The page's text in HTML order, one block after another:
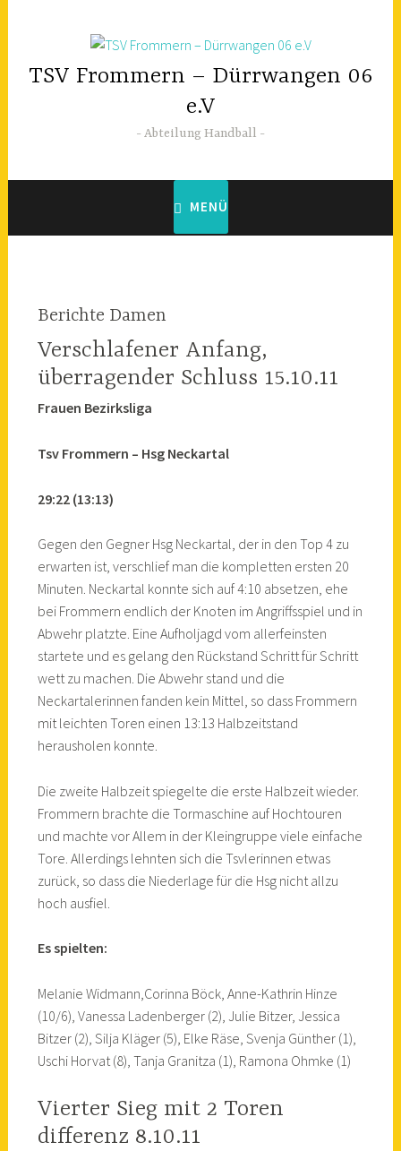
TSV Frommern – Dürrwangen 06
e.V
Abteilung Handball
MENÜ
Berichte Damen
Verschlafener Anfang,
überragender Schluss 15.10.11
Frauen Bezirksliga
Tsv Frommern – Hsg Neckartal
29:22 (13:13)
Gegen den Gegner Hsg Neckartal, der in den Top 4 zu
erwarten ist, verschlief man die kompletten ersten 20
Minuten. Neckartal konnte sich auf 4:10 absetzen, ehe
bei Frommern endlich der Knoten im Angriffsspiel und in
Abwehr platzte. Eine Aufholjagd vom allerfeinsten
startete und es gelang den Rückstand Schritt für Schritt
wett zu machen. Die Abwehr stand und die
Neckartalerinnen fanden kein Mittel, so dass Frommern
mit leichten Toren einen 13:13 Halbzeitstand
herausholen konnte.
Die zweite Halbzeit spiegelte die erste Halbzeit wieder.
Frommern brachte die Tormaschine auf Hochtouren
und machte vor Allem in der Kleingruppe viele einfache
Tore. Allerdings lehnten sich die Tsvlerinnen etwas
zurück, so dass die Niederlage für die Hsg nicht allzu
hoch ausfiel.
Es spielten:
Melanie Widmann,Corinna Böck, Anne-Kathrin Hinze
(10/6), Vanessa Ladenberger (2), Julie Bitzer, Jessica
Bitzer (2), Silja Kläger (5), Elke Räse, Svenja Günther (1),
Uschi Horvat (8), Tanja Granitza (1), Ramona Ohmke (1)
Vierter Sieg mit 2 Toren
differenz 8.10.11